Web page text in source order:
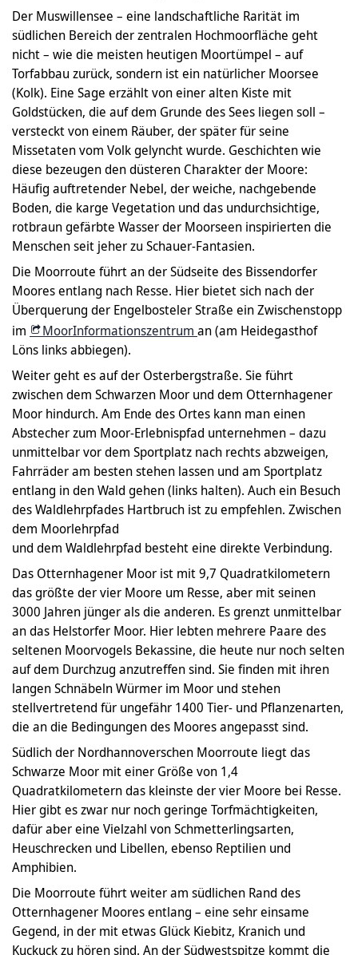
Der Muswillensee – eine landschaftliche Rarität im
südlichen Bereich der zentralen Hochmoorfläche geht
nicht – wie die meisten heutigen Moortümpel – auf
Torfabbau zurück, sondern ist ein natürlicher Moorsee
(Kolk). Eine Sage erzählt von einer alten Kiste mit
Goldstücken, die auf dem Grunde des Sees liegen soll –
versteckt von einem Räuber, der später für seine
Missetaten vom Volk gelyncht wurde. Geschichten wie
diese bezeugen den düsteren Charakter der Moore:
Häufig auftretender Nebel, der weiche, nachgebende
Boden, die karge Vegetation und das undurchsichtige,
rotbraun gefärbte Wasser der Moorseen inspirierten die
Menschen seit jeher zu Schauer-Fantasien.
Die Moorroute führt an der Südseite des Bissendorfer
Moores entlang nach Resse. Hier bietet sich nach der
Überquerung der Engelbosteler Straße ein Zwischenstopp
im
MoorInformationszentrum an (am Heidegasthof
Löns links abbiegen).
Weiter geht es auf der Osterbergstraße. Sie führt
zwischen dem Schwarzen Moor und dem Otternhagener
Moor hindurch. Am Ende des Ortes kann man einen
Abstecher zum Moor-Erlebnispfad unternehmen – dazu
unmittelbar vor dem Sportplatz nach rechts abzweigen,
Fahrräder am besten stehen lassen und am Sportplatz
entlang in den Wald gehen (links halten). Auch ein Besuch
des Waldlehrpfades Hartbruch ist zu empfehlen. Zwischen
dem Moorlehrpfad
und dem Waldlehrpfad besteht eine direkte Verbindung.
Das Otternhagener Moor ist mit 9,7 Quadratkilometern
das größte der vier Moore um Resse, aber mit seinen
3000 Jahren jünger als die anderen. Es grenzt unmittelbar
an das Helstorfer Moor. Hier lebten mehrere Paare des
seltenen Moorvogels Bekassine, die heute nur noch selten
auf dem Durchzug anzutreffen sind. Sie finden mit ihren
langen Schnäbeln Würmer im Moor und stehen
stellvertretend für ungefähr 1400 Tier- und Pflanzenarten,
die an die Bedingungen des Moores angepasst sind.
Südlich der Nordhannoverschen Moorroute liegt das
Schwarze Moor mit einer Größe von 1,4
Quadratkilometern das kleinste der vier Moore bei Resse.
Hier gibt es zwar nur noch geringe Torfmächtigkeiten,
dafür aber eine Vielzahl von Schmetterlingsarten,
Heuschrecken und Libellen, ebenso Reptilien und
Amphibien.
Die Moorroute führt weiter am südlichen Rand des
Otternhagener Moores entlang – eine sehr einsame
Gegend, in der mit etwas Glück Kiebitz, Kranich und
Kuckuck zu hören sind. An der Südwestspitze kommt die